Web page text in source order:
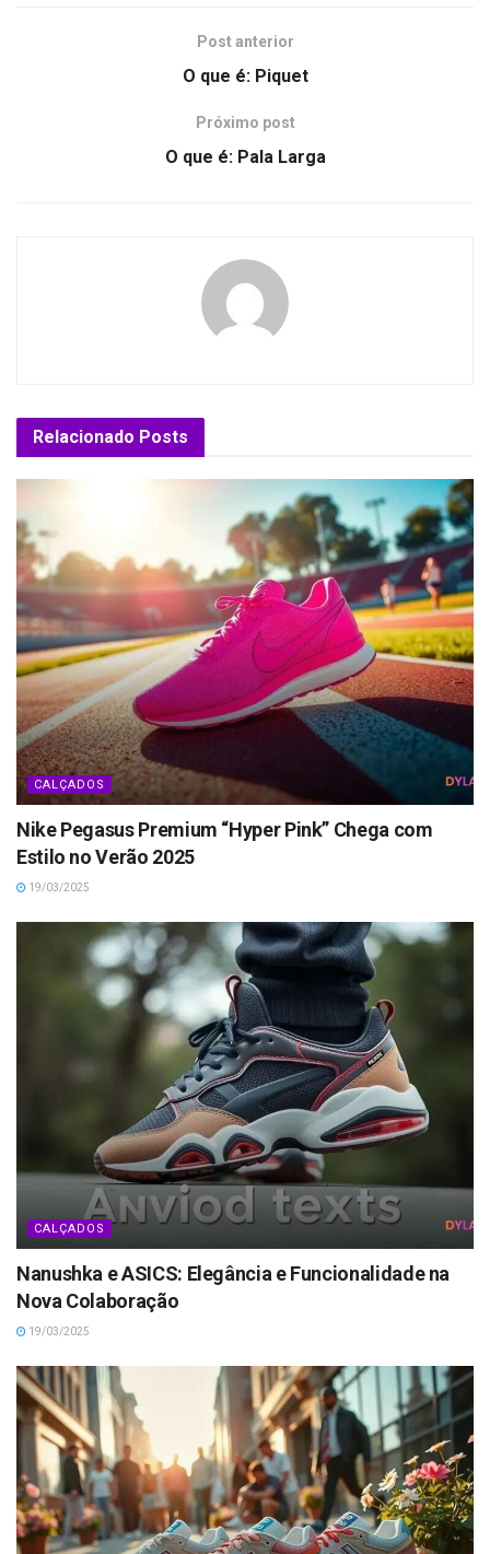
Post anterior
O que é: Piquet
Próximo post
O que é: Pala Larga
Relacionado Posts
CALÇADOS
Nike Pegasus Premium “Hyper Pink” Chega com
Estilo no Verão 2025
19/03/2025
CALÇADOS
Nanushka e ASICS: Elegância e Funcionalidade na
Nova Colaboração
19/03/2025